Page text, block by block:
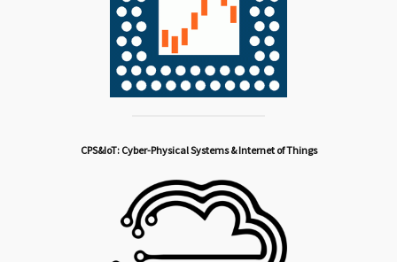
CPS&IoT: Cyber-Physical Systems & Internet of Things